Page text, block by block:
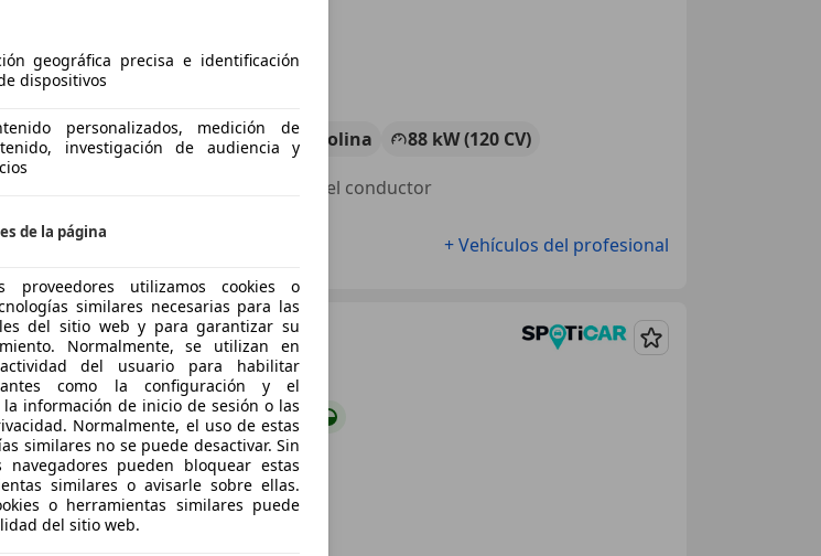
03/2019 56.000 km Gasolina
88 kW (120 CV)
Airbags laterales, Airbag del conductor
+ Vehículos del profesional
Guardar
€ 13.900 Buen precio
geográfica precisa e identificación
dispositivos
personalizados, medición de
investigación de audiencia y
de la página
proveedores utilizamos cookies o
similares necesarias para las
del sitio web y para garantizar su
Normalmente, se utilizan en
del usuario para habilitar
como la configuración y el
información de inicio de sesión o las
Normalmente, el uso de estas
similares no se puede desactivar. Sin
navegadores pueden bloquear estas
similares o avisarle sobre ellas.
o herramientas similares puede
del sitio web.